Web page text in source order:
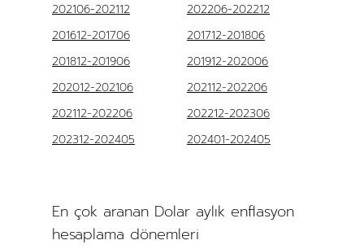
202106-202112
202206-202212
201612-201706
201712-201806
201812-201906
201912-202006
202012-202106
202112-202206
202112-202206
202212-202306
202312-202405
202401-202405
En çok aranan Dolar aylık enflasyon
hesaplama dönemleri